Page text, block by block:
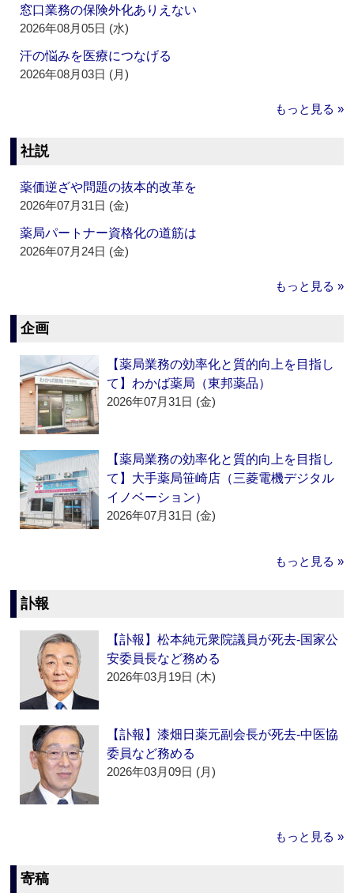
窓口業務の保険外化ありえない
2026年08月05日 (水)
汗の悩みを医療につなげる
2026年08月03日 (月)
もっと見る »
社説
薬価逆ざや問題の抜本的改革を
2026年07月31日 (金)
薬局パートナー資格化の道筋は
2026年07月24日 (金)
もっと見る »
企画
【薬局業務の効率化と質的向上を目指し
て】わかば薬局（東邦薬品）
2026年07月31日 (金)
【薬局業務の効率化と質的向上を目指し
て】大手薬局笹崎店（三菱電機デジタル
イノベーション）
2026年07月31日 (金)
もっと見る »
訃報
【訃報】松本純元衆院議員が死去‐国家公
安委員長など務める
2026年03月19日 (木)
【訃報】漆畑日薬元副会長が死去‐中医協
委員など務める
2026年03月09日 (月)
もっと見る »
寄稿